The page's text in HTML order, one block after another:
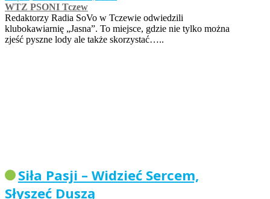
WTZ PSONI Tczew
Redaktorzy Radia SoVo w Tczewie odwiedzili
klubokawiarnię „Jasna”. To miejsce, gdzie nie tylko można
zjeść pyszne lody ale także skorzystać…..
Siła Pasji – Widzieć Sercem,
Słyszeć Duszą